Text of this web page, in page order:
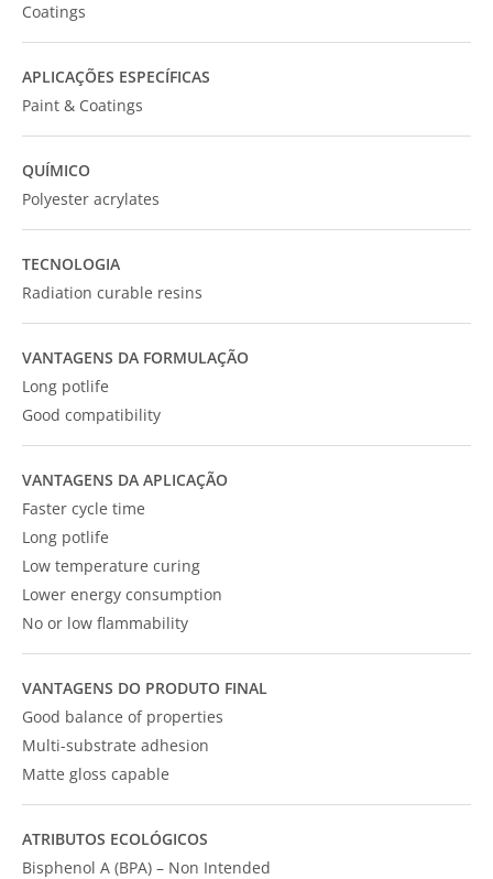
Coatings
APLICAÇÕES ESPECÍFICAS
Paint & Coatings
QUÍMICO
Polyester acrylates
TECNOLOGIA
Radiation curable resins
VANTAGENS DA FORMULAÇÃO
Long potlife
Good compatibility
VANTAGENS DA APLICAÇÃO
Faster cycle time
Long potlife
Low temperature curing
Lower energy consumption
No or low flammability
VANTAGENS DO PRODUTO FINAL
Good balance of properties
Multi-substrate adhesion
Matte gloss capable
ATRIBUTOS ECOLÓGICOS
Bisphenol A (BPA) – Non Intended